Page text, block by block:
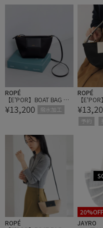
ROPÉ
【E'POR】BOAT BAG Min
i/撥水・超軽量・一部WE
B限定カラー・26AW新色
¥13,200 撥水加工
ROPÉ
【
i/撥水・
B限定カ
予約
ROPÉ
20%OFF
JAYRO